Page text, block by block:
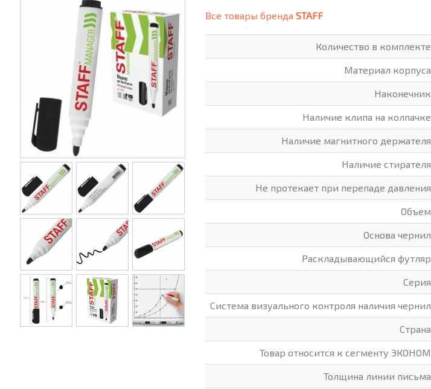
ХОББИ И ТВОРЧЕСТВО ХОЗТОВАРЫ
ЭЛЕКТРОНИКА
ЭЛЕКТРОТОВАРЫ И ОСВЕЩЕНИЕ
Все товары бренда STAFF
Количество в комплекте
Материал корпуса
Наконечник
Наличие клипа на колпачке
Наличие магнитного держателя
Наличие стирателя
Не протекает при перепаде давления
Объем
Основа чернил
Раскладывающийся футляр
Серия
Система визуального контроля наличия чернил
Страна
Товар относится к сегменту ЭКОНОМ
Толщина линии письма